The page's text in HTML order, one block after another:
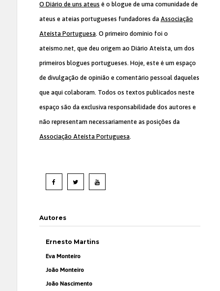
O Diário de uns ateus é o blogue de uma comunidade de
ateus e ateias portugueses fundadores da Associação
Ateísta Portuguesa. O primeiro domínio foi o
ateismo.net, que deu origem ao Diário Ateísta, um dos
primeiros blogues portugueses. Hoje, este é um espaço
de divulgação de opinião e comentário pessoal daqueles
que aqui colaboram. Todos os textos publicados neste
espaço são da exclusiva responsabilidade dos autores e
não representam necessariamente as posições da
Associação Ateísta Portuguesa.
Autores
Ernesto Martins
Eva Monteiro
João Monteiro
João Nascimento